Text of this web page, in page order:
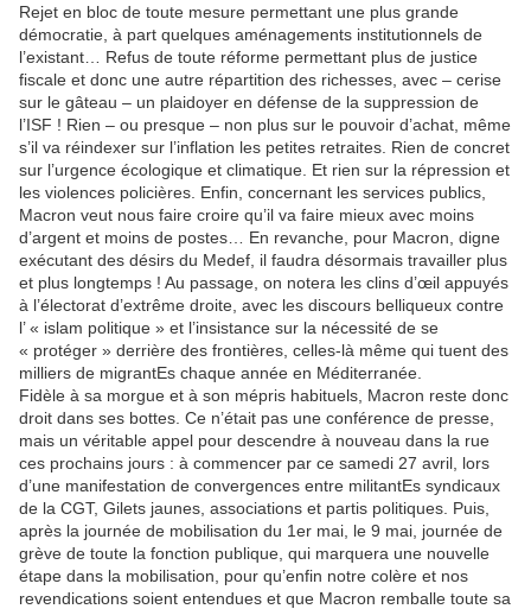
Rejet en bloc de toute mesure permettant une plus grande
démocratie, à part quelques aménagements institutionnels de
l’existant… Refus de toute réforme permettant plus de justice
fiscale et donc une autre répartition des richesses, avec – cerise
sur le gâteau – un plaidoyer en défense de la suppression de
l’ISF ! Rien – ou presque – non plus sur le pouvoir d’achat, même
s’il va réindexer sur l’inflation les petites retraites. Rien de concret
sur l’urgence écologique et climatique. Et rien sur la répression et
les violences policières. Enfin, concernant les services publics,
Macron veut nous faire croire qu’il va faire mieux avec moins
d’argent et moins de postes… En revanche, pour Macron, digne
exécutant des désirs du Medef, il faudra désormais travailler plus
et plus longtemps ! Au passage, on notera les clins d’œil appuyés
à l’électorat d’extrême droite, avec les discours belliqueux contre
l’ « islam politique » et l’insistance sur la nécessité de se
« protéger » derrière des frontières, celles-là même qui tuent des
milliers de migrantEs chaque année en Méditerranée.
Fidèle à sa morgue et à son mépris habituels, Macron reste donc
droit dans ses bottes. Ce n’était pas une conférence de presse,
mais un véritable appel pour descendre à nouveau dans la rue
ces prochains jours : à commencer par ce samedi 27 avril, lors
d’une manifestation de convergences entre militantEs syndicaux
de la CGT, Gilets jaunes, associations et partis politiques. Puis,
après la journée de mobilisation du 1er mai, le 9 mai, journée de
grève de toute la fonction publique, qui marquera une nouvelle
étape dans la mobilisation, pour qu’enfin notre colère et nos
revendications soient entendues et que Macron remballe toute sa